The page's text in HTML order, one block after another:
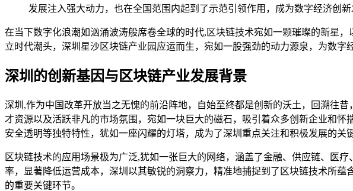
发展注入强大动力，也在全国范围内起到了示范引领作用，成为数字经济创新
在当下数字化浪潮如汹涌波涛般席卷全球的时代,区块链技术宛如一颗璀璨的新星
立时代潮头，深圳星沙区块链产业园应运而生，宛如一股强劲的动力源泉，为数字
深圳的创新基因与区块链产业发展背景
深圳,作为中国改革开放当之无愧的前沿阵地，自始至终都是创新的沃土，回溯往
才资源以及活跃非凡的市场氛围，宛如一块巨大的磁石，吸引着众多创新企业和
安全透明等独特特性，犹如一座闪耀的灯塔，成为了深圳重点关注和积极发展的关
区块链技术的应用场景极为广泛,犹如一张巨大的网络，涵盖了金融、供应链、医
率，显著降低运营成本，深圳以其敏锐的洞察力，精准地捕捉到了区块链技术所
的重要关键环节。